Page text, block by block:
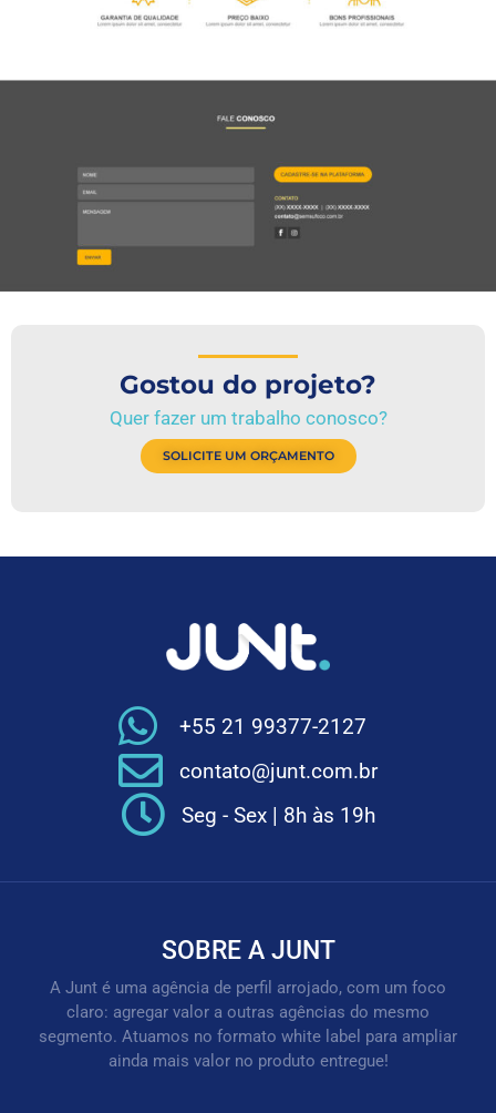
Gostou do projeto?
Quer fazer um trabalho conosco?
SOLICITE UM ORÇAMENTO
+55 21 99377-2127
contato@junt.com.br
Seg - Sex | 8h às 19h
SOBRE A JUNT
A Junt é uma agência de perfil arrojado, com um foco
claro: agregar valor a outras agências do mesmo
segmento. Atuamos no formato white label para ampliar
ainda mais valor no produto entregue!